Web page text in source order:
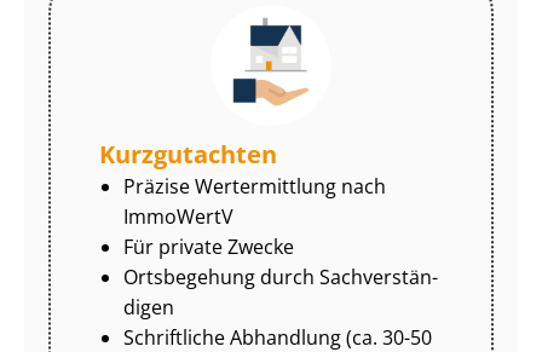
Kurzgutachten
Präzise Wertermittlung nach
ImmoWertV
Für private Zwecke
Ortsbegehung durch Sach­ver­stän­
di­gen
Schriftliche Abhandlung (ca. 30-50